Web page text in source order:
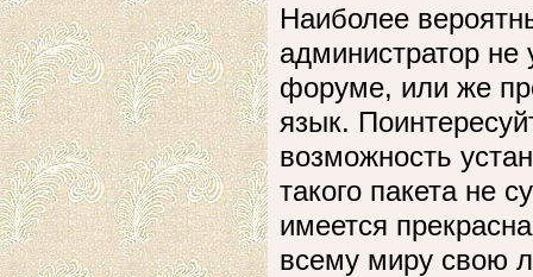
Наиболее
администратор не
форуме, или же
язык.
возможность
такого пакета не
имеется
всему миру свою